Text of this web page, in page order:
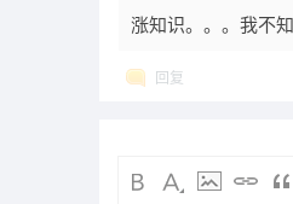
涨知识。。。我不
回复